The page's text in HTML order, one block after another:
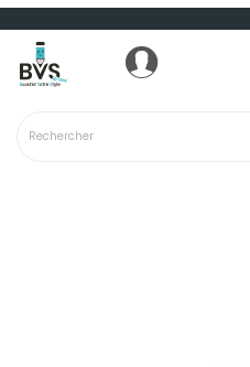
Panneau de gestion des cookies